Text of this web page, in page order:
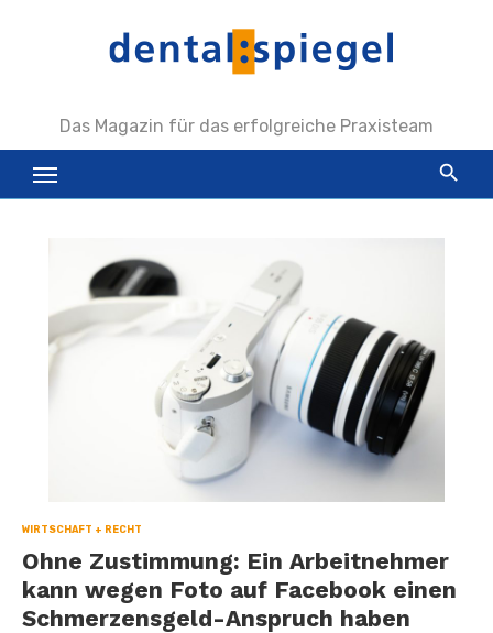
Das Magazin für das erfolgreiche Praxisteam
WIRTSCHAFT + RECHT
Ohne Zustimmung: Ein Arbeitnehmer
kann wegen Foto auf Facebook einen
Schmerzensgeld-Anspruch haben